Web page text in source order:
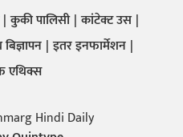
कुकी पालिसी कांटेक्ट उस
इतर इनफार्मेशन
एथिक्स
Hindi Daily